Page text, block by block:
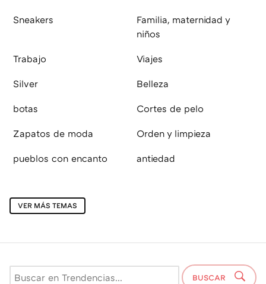
Sneakers
Familia, maternidad y
niños
Trabajo Viajes
Silver Belleza
botas Cortes de pelo
Zapatos de moda Orden y limpieza
pueblos con encanto antiedad
VER MÁS TEMAS
BUSCAR